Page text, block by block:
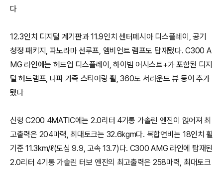
다
12.3인치 디지털 계기판과 11.9인치 센터페시아 디스플레이, 공기
청정 패키지, 파노라마 선루프, 앰비언트 램프도 탑재됐다. C300 A
MG 라인에는 헤드업 디스플레이, 하이빔 어시스트+가 포함된 디지
털 헤드램프, 나파 가죽 스티어링 휠, 360도 서라운드 뷰 등이 추가
됐다
신형 C200 4MATIC에는 2.0리터 4기통 가솔린 엔진이 얹어져 최
고출력은 204마력, 최대토크는 32.6kgm다. 복합연비는 18인치 휠
기준 11.3km/ℓ(도심 9.9, 고속 13.7)다. C300 AMG 라인에 탑재된
2.0리터 4기통 가솔린 터보 엔진의 최고출력은 258마력, 최대토크